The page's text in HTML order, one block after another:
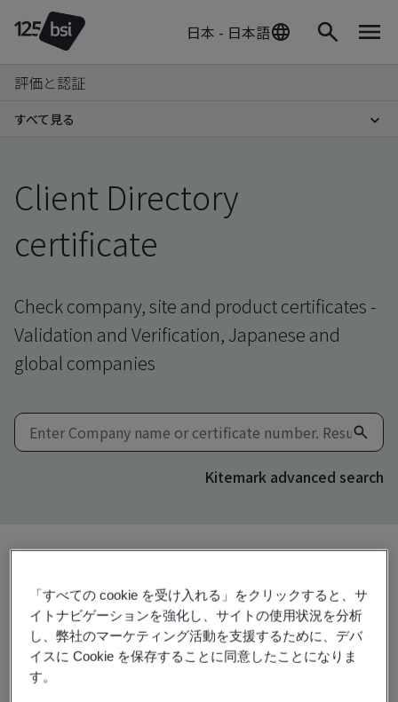
日本 - 日本語
評価と認証
すべて見る
Client Directory
certificate
Check company, site and product certificates -
Validation and Verification, Japanese and
global companies
Kitemark advanced search
共有:
ISO 14001:2015
「すべての cookie を受け入れる」をクリックすると、サ
イトナビゲーションを強化し、サイトの使用状況を分析
し、弊社のマーケティング活動を支援するために、デバ
イスに Cookie を保存することに同意したことになりま
す。